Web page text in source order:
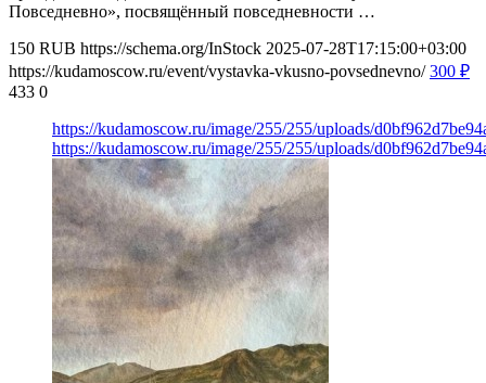
Повседневно», посвящённый повседневности …
150 RUB https://schema.org/InStock 2025-07-28T17:15:00+03:00
https://kudamoscow.ru/event/vystavka-vkusno-povsednevno/ 300 ₽
433 0
https://kudamoscow.ru/image/255/255/uploads/
https://kudamoscow.ru/image/255/255/uploads/